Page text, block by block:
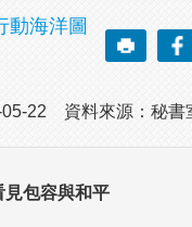
動海洋圖
05-22 資料來源：秘書
包容與和平